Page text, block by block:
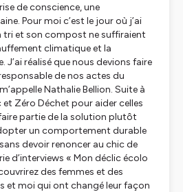
de conscience, une
Pour moi c’est le jour où j’ai
tri et son compost ne suffiraient
climatique et la
J’ai réalisé que nous devions faire
de nos actes du
Nathalie Bellion. Suite à
et Zéro Déchet pour aider celles
partie de la solution plutôt
un comportement durable
devoir renoncer au chic de
d’interviews « Mon déclic écolo
des femmes et des
et moi qui ont changé leur façon